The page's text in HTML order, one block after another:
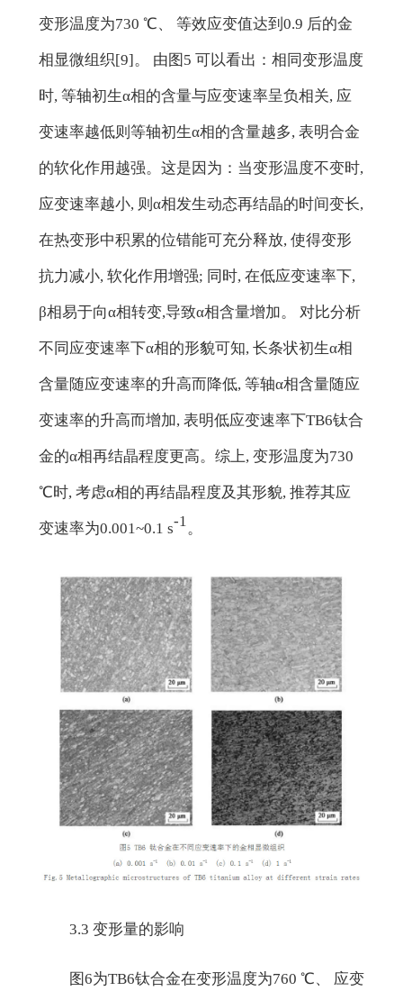
变形温度为730 ℃、 等效应变值达到0.9 后的金
相显微组织[9]。 由图5 可以看出：相同变形温度
时, 等轴初生α相的含量与应变速率呈负相关, 应
变速率越低则等轴初生α相的含量越多, 表明合金
的软化作用越强。这是因为：当变形温度不变时,
应变速率越小, 则α相发生动态再结晶的时间变长,
在热变形中积累的位错能可充分释放, 使得变形
抗力减小, 软化作用增强; 同时, 在低应变速率下,
β相易于向α相转变,导致α相含量增加。 对比分析
不同应变速率下α相的形貌可知, 长条状初生α相
含量随应变速率的升高而降低, 等轴α相含量随应
变速率的升高而增加, 表明低应变速率下TB6钛合
金的α相再结晶程度更高。综上, 变形温度为730
℃时, 考虑α相的再结晶程度及其形貌, 推荐其应
变速率为0.001~0.1 s-1。
3.3 变形量的影响
图6为TB6钛合金在变形温度为760 ℃、 应变